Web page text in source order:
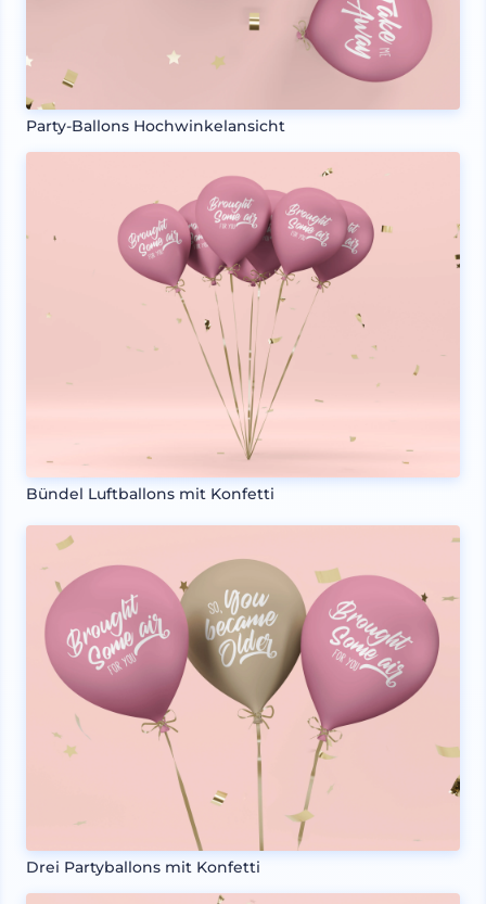
Party-Ballons Hochwinkelansicht
Bündel Luftballons mit Konfetti
Drei Partyballons mit Konfetti